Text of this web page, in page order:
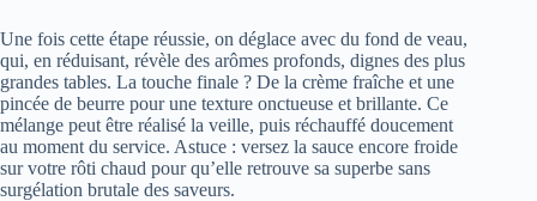
Une fois cette étape réussie, on déglace avec du fond de veau,
qui, en réduisant, révèle des arômes profonds, dignes des plus
grandes tables. La touche finale ? De la crème fraîche et une
pincée de beurre pour une texture onctueuse et brillante. Ce
mélange peut être réalisé la veille, puis réchauffé doucement
au moment du service. Astuce : versez la sauce encore froide
sur votre rôti chaud pour qu’elle retrouve sa superbe sans
surgélation brutale des saveurs.